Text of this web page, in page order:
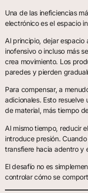
Una de las ineficiencias
electrónico es el espacio
Al principio, dejar
inofensivo o incluso más
crea movimiento. Los
paredes y pierden
Para compensar, a
adicionales. Esto
de material, más tiempo
Al mismo tiempo, reducir
introduce presión.
transfiere hacia adentro y
El desafío no es
controlar cómo se